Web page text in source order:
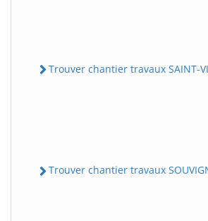
Trouver chantier travaux SAINT-
Trouver chantier travaux